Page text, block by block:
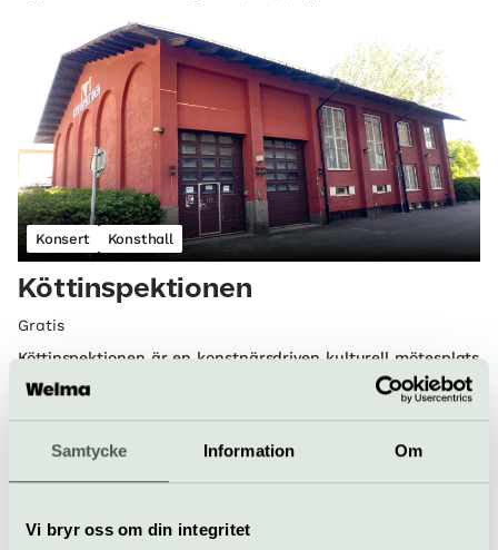
Samtycke Information Om
Vi bryr oss om din integritet
Konsert Konsthall
Köttinspektionen
Gratis
Köttinspektionen är en konstnärsdriven kulturell mötesplats
i Uppsala som sedan 2014 producerar och presenterar
konst, teater och dans. OBS! Under 2026 är är vi tillfälligt
på andra adresser. Se Köttinspektionens hemsida för mer
information.
Uppsala